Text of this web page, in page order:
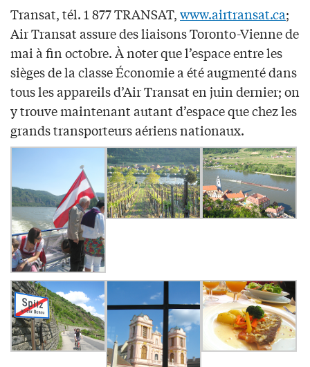
Transat, tél. 1 877 TRANSAT,www.airtransat.ca;
Air Transat assure des liaisons Toronto-Vienne de
mai à fin octobre. À noter que l’espace entre les
sièges de la classe Économie a été augmenté dans
tous les appareils d’Air Transat en juin dernier; on
y trouve maintenant autant d’espace que chez les
grands transporteurs aériens nationaux.